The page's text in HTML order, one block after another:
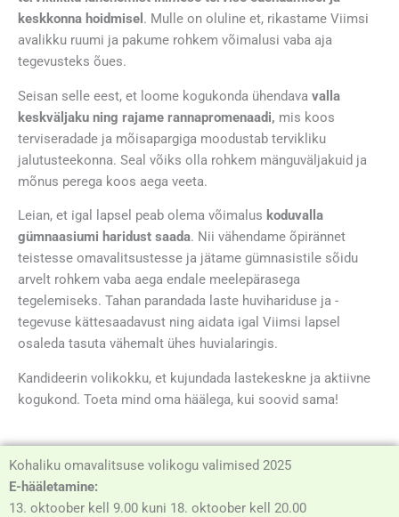
keskkonna hoidmisel . Mulle on oluline et, rikastame Viimsi
avalikku ruumi ja pakume rohkem võimalusi vaba aja
tegevusteks õues.
Seisan selle eest, et loome kogukonda ühendava valla
keskväljaku ning rajame rannapromenaadi, mis koos
terviseradade ja mõisapargiga moodustab tervikliku
jalutusteekonna. Seal võiks olla rohkem mänguväljakuid ja
mõnus perega koos aega veeta.
Leian, et igal lapsel peab olema võimalus koduvalla
gümnaasiumi haridust saada. Nii vähendame õpirännet
teistesse omavalitsustesse ja jätame gümnasistile sõidu
arvelt rohkem vaba aega endale meelepärasega
tegelemiseks. Tahan parandada laste huvihariduse ja -
tegevuse kättesaadavust ning aidata igal Viimsi lapsel
osaleda tasuta vähemalt ühes huvialaringis.
Kandideerin volikokku, et kujundada lastekeskne ja aktiivne
kogukond. Toeta mind oma häälega, kui soovid sama!
Kohaliku omavalitsuse volikogu valimised 2025
E-hääletamine:
13. oktoober kell 9.00 kuni 18. oktoober kell 20.00